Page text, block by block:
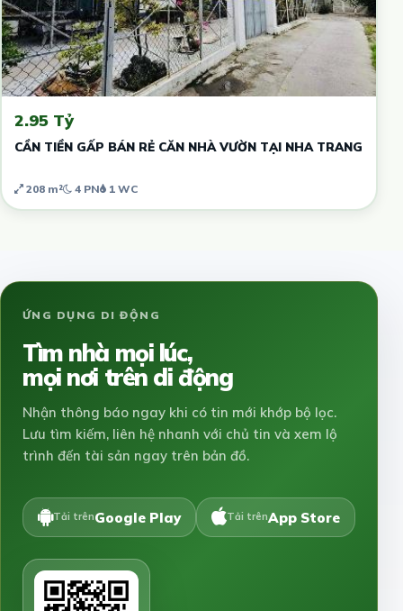
2.95 Tỷ
CẦN TIỀN GẤP BÁN RẺ CĂN NHÀ VƯỜN TẠI NHA TRANG
208 m² 4 PN 1 WC
ỨNG DỤNG DI ĐỘNG
Tìm nhà mọi lúc,
mọi nơi trên di động
Nhận thông báo ngay khi có tin mới khớp bộ lọc.
Lưu tìm kiếm, liên hệ nhanh với chủ tin và xem lộ
trình đến tài sản ngay trên bản đồ.
Tải trênGoogle Play Tải trênApp Store